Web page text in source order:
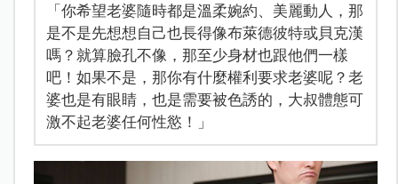
「你希望老婆隨時都是溫柔婉約、美麗動人，那
是不是先想想自己也長得像布萊德彼特或貝克漢
嗎？就算臉孔不像，那至少身材也跟他們一樣
吧！如果不是，那你有什麼權利要求老婆呢？老
婆也是有眼睛，也是需要被色誘的，大叔體態可
激不起老婆任何性慾！」